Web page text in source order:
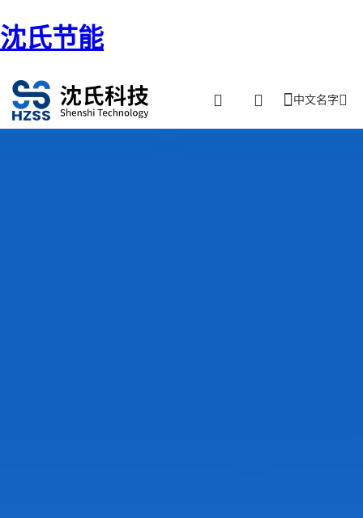
沈氏节能
中文名字